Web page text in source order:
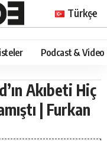
Türkçe
Podcast & Video
Akıbeti Hiç
| Furkan